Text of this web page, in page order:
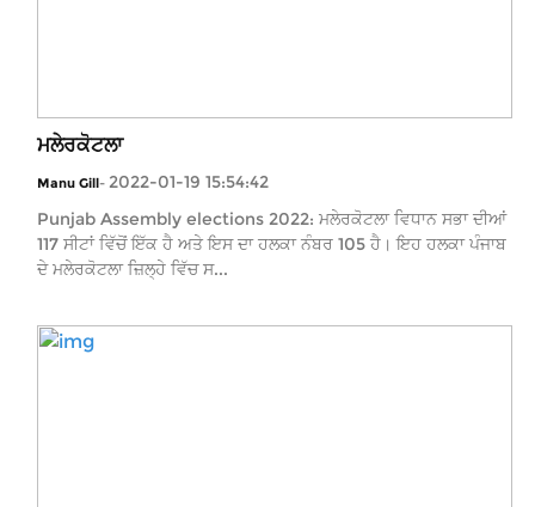
ਮਲੇਰਕੋਟਲਾ
Manu Gill- 2022-01-19 15:54:42
Punjab Assembly elections 2022: ਮਲੇਰਕੋਟਲਾ ਵਿਧਾਨ ਸਭਾ ਦੀਆਂ
117 ਸੀਟਾਂ ਵਿੱਚੋਂ ਇੱਕ ਹੈ ਅਤੇ ਇਸ ਦਾ ਹਲਕਾ ਨੰਬਰ 105 ਹੈ। ਇਹ ਹਲਕਾ ਪੰਜਾਬ
ਦੇ ਮਲੇਰਕੋਟਲਾ ਜ਼ਿਲ੍ਹੇ ਵਿੱਚ ਸ...